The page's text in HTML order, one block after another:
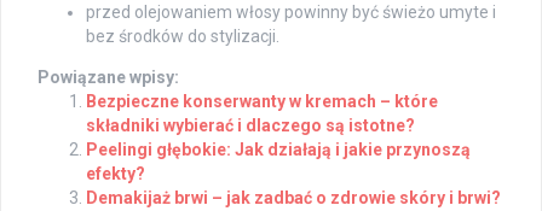
przed olejowaniem włosy powinny być świeżo umyte i
bez środków do stylizacji.
Powiązane wpisy:
Bezpieczne konserwanty w kremach – które
składniki wybierać i dlaczego są istotne?
Peelingi głębokie: Jak działają i jakie przynoszą
efekty?
Demakijaż brwi – jak zadbać o zdrowie skóry i brwi?